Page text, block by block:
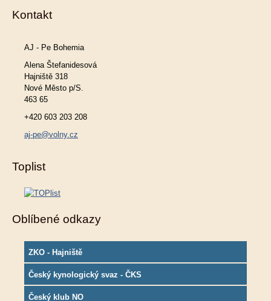
Kontakt
AJ - Pe Bohemia
Alena Štefanidesová
Hajniště 318
Nové Město p/S.
463 65
+420 603 203 208
aj-pe@volny.cz
Toplist
Oblíbené odkazy
ZKO - Hajniště
Český kynologický svaz - ČKS
Český klub NO